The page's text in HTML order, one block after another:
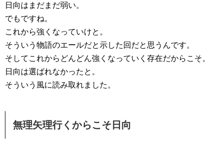
日向はまだまだ弱い。
でもですね。
これから強くなっていけと。
そういう物語のエールだと示した回だと思うんです。
そしてこれからどんどん強くなっていく存在だからこそ。
日向は選ばれなかったと。
そういう風に読み取れました。
無理矢理行くからこそ日向